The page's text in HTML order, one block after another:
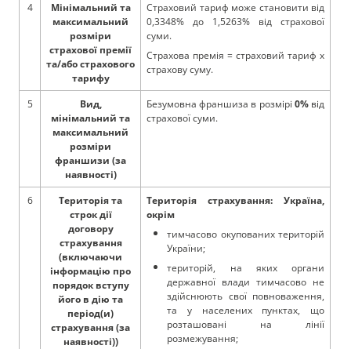
4
Мінімальний та
максимальний
розміри
страхової премії
та/або страхового
тарифу
Страховий тариф може становити від
0,3348% до 1,5263% від страхової
суми.
Страхова премія = страховий тариф х
страхову суму.
5
Вид,
мінімальний та
максимальний
розміри
франшизи (за
наявності)
Безумовна франшиза в розмірі 0%від
страхової суми.
6
Територія та
строк дії
договору
страхування
(включаючи
інформацію про
порядок вступу
його в дію та
період(и)
страхування (за
наявності))
Територія страхування: Україна,
окрім
тимчасово окупованих територій
України;
територій, на яких органи
державної влади тимчасово не
здійснюють свої повноваження,
та у населених пунктах, що
розташовані на лінії
розмежування;